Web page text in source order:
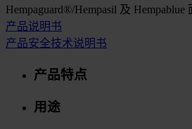
Hempaguard®/Hempasil 及 Hempablue
产品说明书
产品安全技术说明书
产品特点
用途